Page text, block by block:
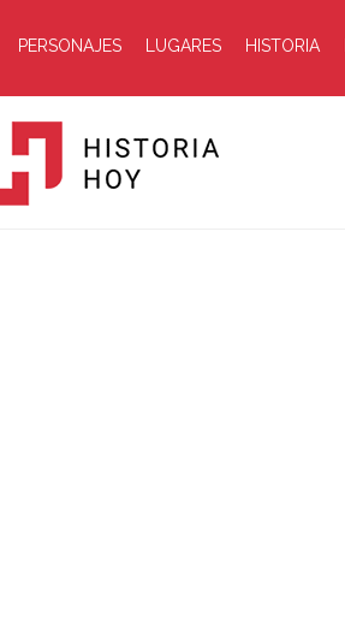
PERSONAJES LUGARES HISTORIA